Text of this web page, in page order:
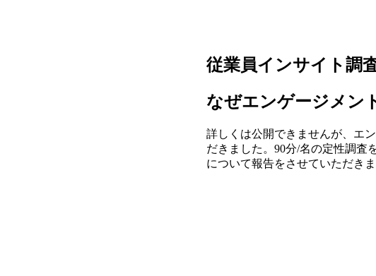
従業員インサイト調
なぜエンゲージメン
詳しくは公開できませんが、エ
だきました。90分/名の定性調査
について報告をさせていただきま